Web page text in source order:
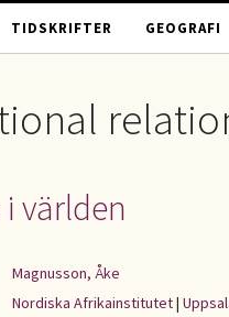
TIDSKRIFTER GEOGRAFI
världen
Magnusson, Åke
Nordiska Afrikainstitutet|